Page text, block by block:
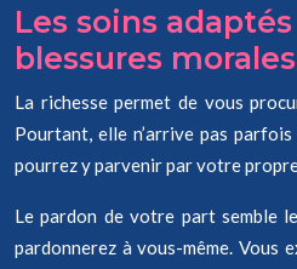
Les soins
blessures morales
La richesse permet de vous
Pourtant, elle n’arrive pas
pourrez y parvenir par votre
Le pardon de votre part semble
pardonnerez à vous-même. Vous